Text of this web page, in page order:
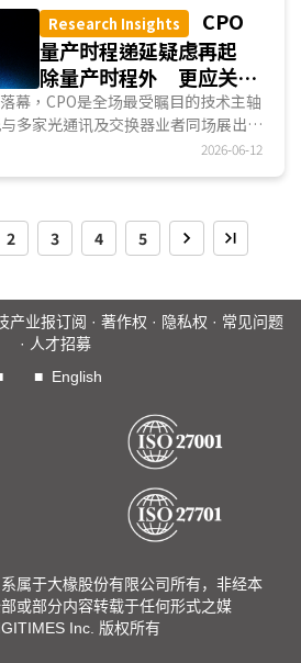
极方案，但短期而言，XPO已先获微
且多家供应商预期在2027年进行量
行抢占數據中心市场，甚至延后CPO
Research Insights
CPO
量产时程递延疑虑再起
除量产时程外 更应关注
良率、可靠度与新材料整
合
幕，CPO是全场最受瞩目的技术主轴
多家光通讯及交换器业者同场展出共
擎到接近量产的CPO交换器一字排
降温。DIGITIMES观察，若将CPO拆
换器的Scale-out CPO进度大致如
是机柜内的Scale-up CPO。...
2026-06-12
2 3 4 5
产业报订阅 · 著作权 · 隐私权 · 常见问题
· 人才招募
■ English
属于大椽股份有限公司所有，非经本
或部分内容转载于任何形式之媒
Inc. 版权所有